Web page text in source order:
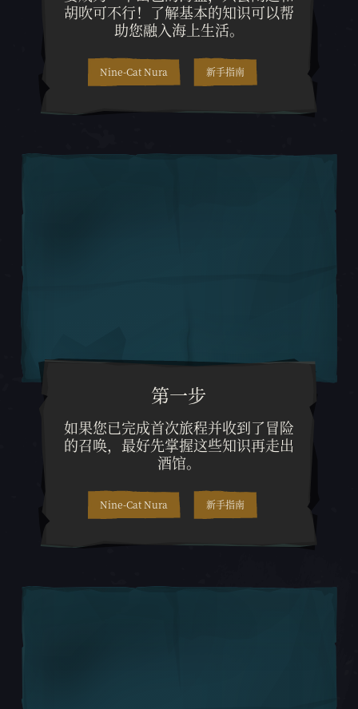
胡吹可不行！了解基本的知识可以帮
助您融入海上生活。
Nine-Cat Nura 新手指南
第一步
如果您已完成首次旅程并收到了冒险
的召唤，最好先掌握这些知识再走出
酒馆。
如果您已完成首次旅程并收到
Nine-Cat Nura 新手指南